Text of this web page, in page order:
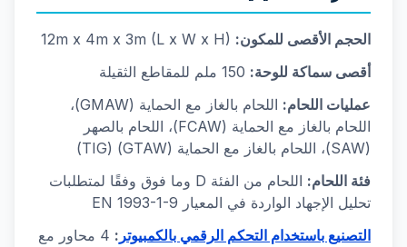
الحجم الأقصى للمكون:
أقصى سماكة للوحة:
عمليات اللحام:
اللحام بالغاز مع الحماية (GMAW)،
اللحام بالغاز مع الحماية (FCAW)، اللحام بالصهر
(SAW)، اللحام بالغاز مع الحماية (GTAW) (TIG)
فئة اللحام:
اللحام من الفئة D وما فوق وفقًا لمتطلبات
تحليل الإجهاد الواردة في المعيار EN 1993-1-9
التصنيع باستخدام التحكم الرقمي بالكمبيوتر :
4 محاور مع